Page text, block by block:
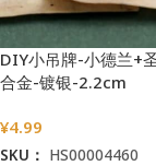
DIY小吊牌-小德兰+
合金-镀银-2.2cm
¥4.99
SKU： HS00004460